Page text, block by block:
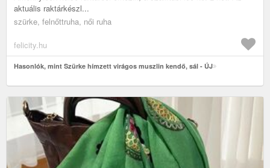
aktuális raktárkészl...
szürke, felnőttruha, női ruha
felicity.hu
Hasonlók, mint Szürke hímzett virágos muszlin kendő, sál - ÚJ